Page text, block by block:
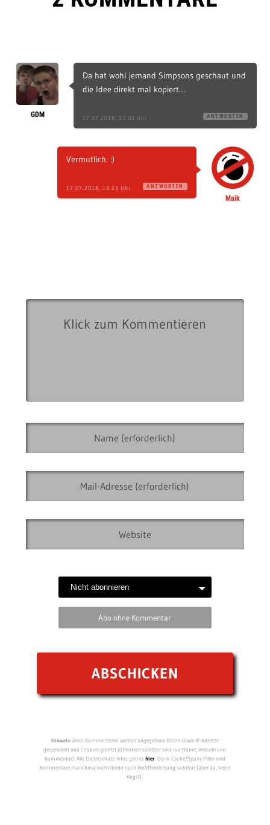
GDM
Da hat wohl jemand Simpsons geschaut und
die Idee direkt mal kopiert…
17.07.2018, 13:03 Uhr ANTWORTEN
Maik
Vermutlich. :)
17.07.2018, 13:25 Uhr ANTWORTEN
Abo ohne Kommentar
Hinweis:Beim Kommentieren werden angegebene Daten sowie IP-Adresse
gespeichert und Cookies gesetzt (öffentlich sichtbar sind nur Name, Website und
Kommentar). Alle Datenschutz-Infos gibt eshier. Dank Cache/Spam-Filter sind
Kommentare manchmal nicht direkt nach Veröffentlichung sichtbar (aber da, keine
Angst).